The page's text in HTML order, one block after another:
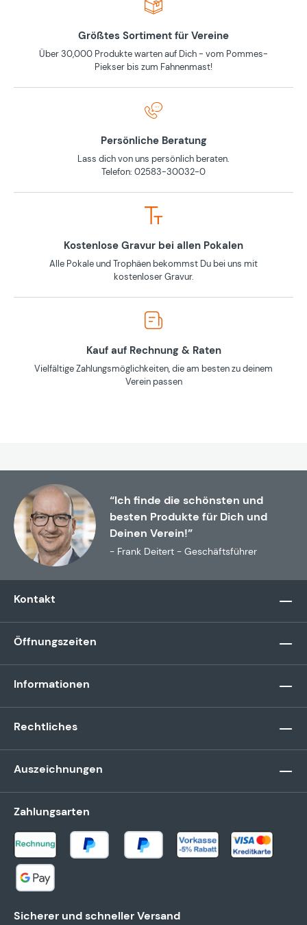
Größtes Sortiment für Vereine
Über 30,000 Produkte warten auf Dich - vom Pommes-
Piekser bis zum Fahnenmast!
Persönliche Beratung
Lass dich von uns persönlich beraten.
Telefon: 02583-30032-0
Kostenlose Gravur bei allen Pokalen
Alle Pokale und Trophäen bekommst Du bei uns mit
kostenloser Gravur.
Kauf auf Rechnung & Raten
Vielfältige Zahlungsmöglichkeiten, die am besten zu deinem
Verein passen
“Ich finde die schönsten und
besten Produkte für Dich und
Deinen Verein!”
- Frank Deitert - Geschäftsführer
Kontakt
Öffnungszeiten
Informationen
Rechtliches
Auszeichnungen
Zahlungsarten
Sicherer und schneller Versand